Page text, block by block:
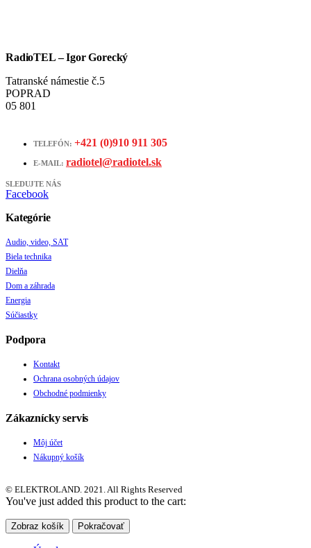
RadioTEL – Igor Gorecký
Tatranské námestie č.5
POPRAD
05 801
TELEFÓN: +421 (0)910 911 305
E-MAIL: radiotel@radiotel.sk
SLEDUJTE NÁS
Facebook
Kategórie
Audio, video, SAT
Biela technika
Dielňa
Dom a záhrada
Energia
Súčiastky
Podpora
Kontakt
Ochrana osobných údajov
Obchodné podmienky
Zákaznícky servis
Môj účet
Nákupný košík
© ELEKTROLAND. 2021. All Rights Reserved
You've just added this product to the cart:
Zobraz košík Pokračovať